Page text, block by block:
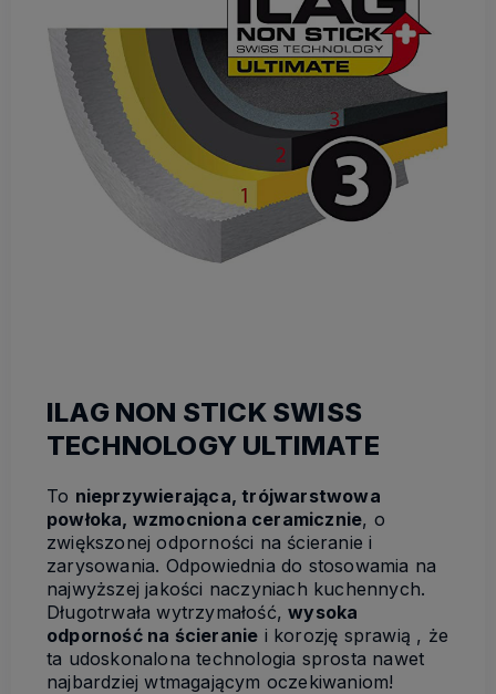
ILAG NON STICK SWISS
TECHNOLOGY ULTIMATE
To nieprzywierająca, trójwarstwowa
powłoka, wzmocniona ceramicznie, o
zwiększonej odporności na ścieranie i
zarysowania. Odpowiednia do stosowamia na
najwyższej jakości naczyniach kuchennych.
Długotrwała wytrzymałość,wysoka
odporność na ścieranie i korozję sprawią , że
ta udoskonalona technologia sprosta nawet
najbardziej wtmagającym oczekiwaniom!